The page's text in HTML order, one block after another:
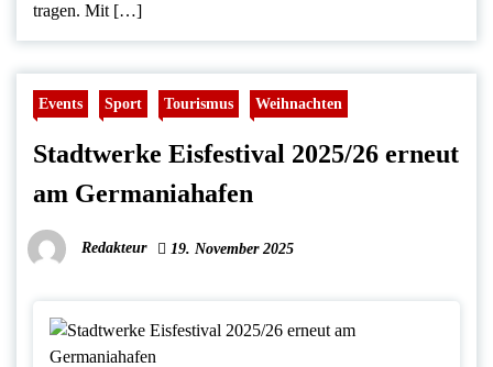
tragen. Mit […]
Events Sport Tourismus Weihnachten
Stadtwerke Eisfestival 2025/26 erneut
am Germaniahafen
Redakteur 19. November 2025